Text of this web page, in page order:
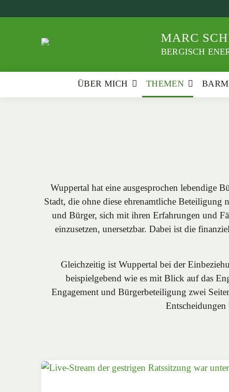
zum
MARC
BERGISCH
ÜBER MICH THEMEN
Wuppertal hat eine ausgesprochen lebendige
Stadt, die ohne diese ehrenamtliche
und Bürger, sich mit ihren Erfahrungen und
einzusetzen, unersetzbar. Dabei ist die
Gleichzeitig ist Wuppertal bei der
beispielgebend wie es mit Blick auf das
Engagement und Bürgerbeteiligung zwei